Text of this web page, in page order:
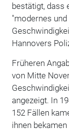
bestätigt, dass
"modernes
Hannovers
Früheren
von Mitte
angezeigt. In
152 Fällen
ihnen